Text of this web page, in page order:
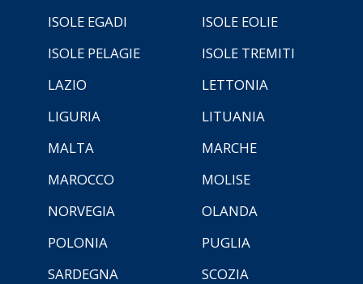
ISOLE EGADI
ISOLE EOLIE
ISOLE PELAGIE
ISOLE TREMITI
LAZIO
LETTONIA
LIGURIA
LITUANIA
MALTA
MARCHE
MAROCCO
MOLISE
NORVEGIA
OLANDA
POLONIA
PUGLIA
SARDEGNA
SCOZIA